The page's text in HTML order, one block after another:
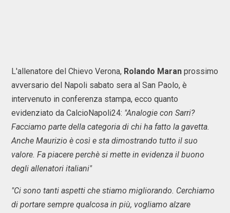
L'allenatore del Chievo Verona, Rolando Maran prossimo
avversario del Napoli sabato sera al San Paolo, è
intervenuto in conferenza stampa, ecco quanto
evidenziato da CalcioNapoli24: "Analogie con Sarri?
Facciamo parte della categoria di chi ha fatto la gavetta.
Anche Maurizio è così e sta dimostrando tutto il suo
valore. Fa piacere perchè si mette in evidenza il buono
degli allenatori italiani"
"Ci sono tanti aspetti che stiamo migliorando. Cerchiamo
di portare sempre qualcosa in più, vogliamo alzare